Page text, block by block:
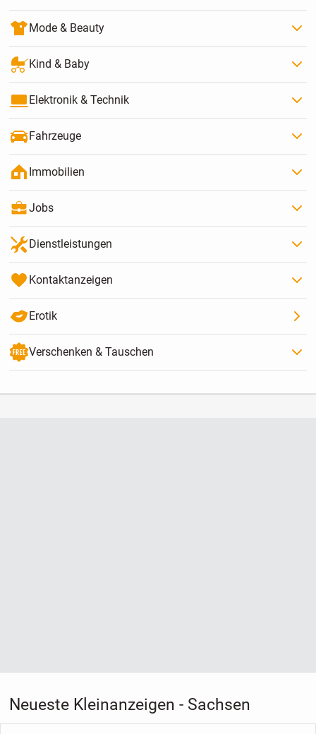
Mode & Beauty
Kind & Baby
Elektronik & Technik
Fahrzeuge
Immobilien
Jobs
Dienstleistungen
Kontaktanzeigen
Erotik
Verschenken & Tauschen
Neueste Kleinanzeigen - Sachsen